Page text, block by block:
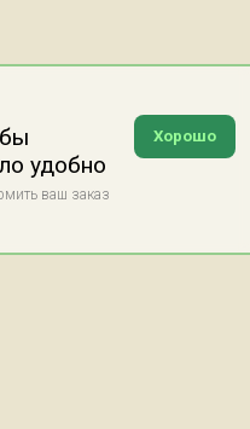
Хорошо
удобно
ваш заказ